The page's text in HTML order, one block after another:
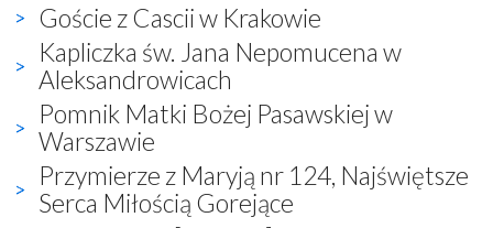
Goście z Cascii w Krakowie
Kapliczka św. Jana Nepomucena w
Aleksandrowicach
Pomnik Matki Bożej Pasawskiej w
Warszawie
Przymierze z Maryją nr 124, Najświętsze
Serca Miłością Gorejące